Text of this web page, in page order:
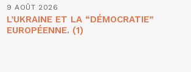
9 AOÛT 2026
L’UKRAINE ET LA “DÉMOCRATIE”
EUROPÉENNE. (1)